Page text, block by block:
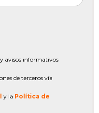
avisos informativos
de terceros vía
y la Política de